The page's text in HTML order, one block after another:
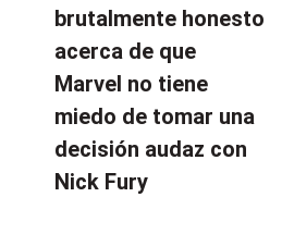
brutalmente honesto
acerca de que
Marvel no tiene
miedo de tomar una
decisión audaz con
Nick Fury